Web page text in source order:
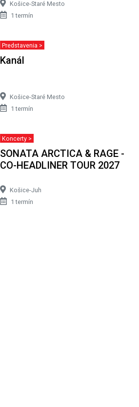
Košice-Staré Mesto
1 termín
Predstavenia >
Kanál
Košice-Staré Mesto
1 termín
Koncerty >
SONATA ARCTICA & RAGE -
CO-HEADLINER TOUR 2027
Košice-Juh
1 termín